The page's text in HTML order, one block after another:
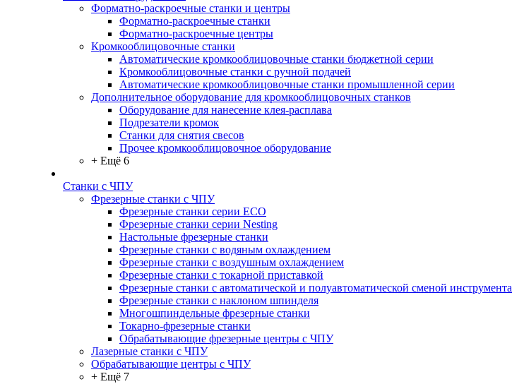
Форматно-раскроечные станки и центры
Форматно-раскроечные станки
Форматно-раскроечные центры
Кромкооблицовочные станки
Автоматические кромкооблицовочные станки бюджетной серии
Кромкооблицовочные станки с ручной подачей
Автоматические кромкооблицовочные станки промышленной серии
Дополнительное оборудование для кромкооблицовочных станков
Оборудование для нанесение клея-расплава
Подрезатели кромок
Станки для снятия свесов
Прочее кромкооблицовочное оборудование
+ Ещё 6
Станки с ЧПУ
Фрезерные станки с ЧПУ
Фрезерные станки серии ECO
Фрезерные станки серии Nesting
Настольные фрезерные станки
Фрезерные станки с водяным охлаждением
Фрезерные станки с воздушным охлаждением
Фрезерные станки с токарной приставкой
Фрезерные станки с автоматической и полуавтоматической сменой инструмента
Фрезерные станки с наклоном шпинделя
Многошпиндельные фрезерные станки
Токарно-фрезерные станки
Обрабатывающие фрезерные центры с ЧПУ
Лазерные станки с ЧПУ
Обрабатывающие центры с ЧПУ
+ Ещё 7